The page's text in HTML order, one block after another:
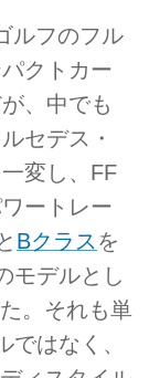
ルフのフル
クトカー
、中でも
セデス・
変し、FF
ートレー
Bクラス を
モデルとし
。それも単
はなく、